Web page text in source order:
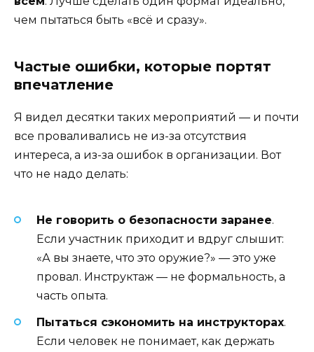
чем пытаться быть «всё и сразу».
Частые ошибки, которые портят
впечатление
Я видел десятки таких мероприятий — и почти
все проваливались не из-за отсутствия
интереса, а из-за ошибок в организации. Вот
что не надо делать:
Не говорить о безопасности заранее.
Если участник приходит и вдруг слышит:
«А вы знаете, что это оружие?» — это уже
провал. Инструктаж — не формальность, а
часть опыта.
Пытаться сэкономить на инструкторах.
Если человек не понимает, как держать